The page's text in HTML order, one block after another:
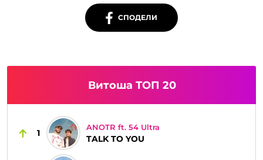
СПОДЕЛИ
Витоша ТОП 20
1
ANOTR ft. 54 Ultra
TALK TO YOU